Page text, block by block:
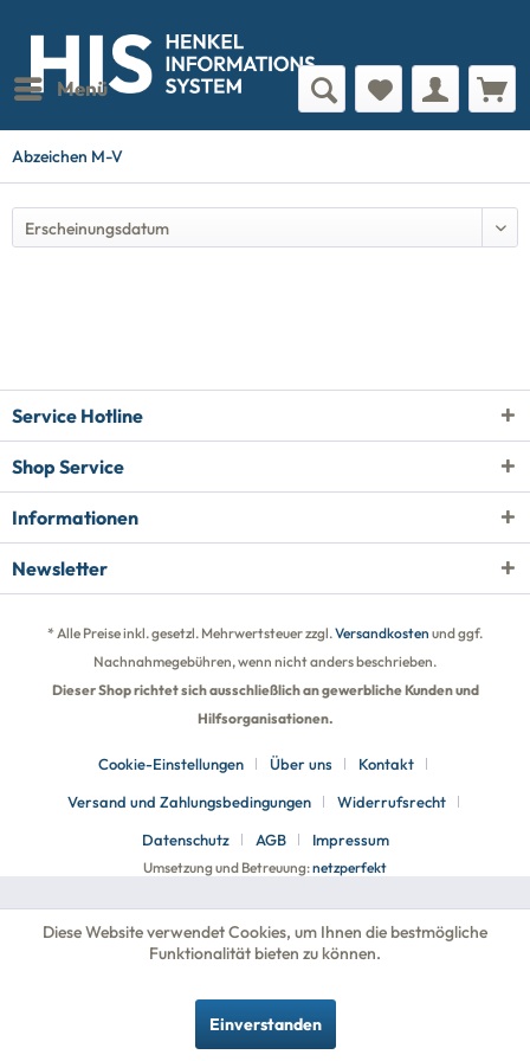
Menü
Abzeichen M-V
Service Hotline
Shop Service
Informationen
Newsletter
* Alle Preise inkl. gesetzl. Mehrwertsteuer zzgl.Versandkosten und ggf.
Nachnahmegebühren, wenn nicht anders beschrieben.
Dieser Shop richtet sich ausschließlich an gewerbliche Kunden und
Hilfsorganisationen.
Cookie-Einstellungen Über uns
Kontakt
Versand und Zahlungsbedingungen
Widerrufsrecht
Datenschutz
AGB Impressum
Umsetzung und Betreuung:netzperfekt
Diese Website verwendet Cookies, um Ihnen die bestmögliche
Funktionalität bieten zu können.
Einverstanden